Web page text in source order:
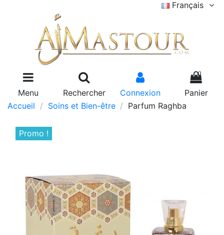
Français
Menu Rechercher Connexion
0
Panier
Accueil
Soins et Bien-être Parfum Raghba
Promo !